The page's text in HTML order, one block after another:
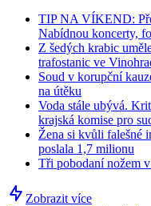
TIP NA VÍKEND:
Nabídnou koncerty,
Z šedých krabic
trafostanic ve
Soud v korupční
na útěku
Voda stále ubývá.
krajská komise pro
Žena si kvůli falešné
poslala 1,7 milionu
Tři pobodaní nožem
Zobrazit více